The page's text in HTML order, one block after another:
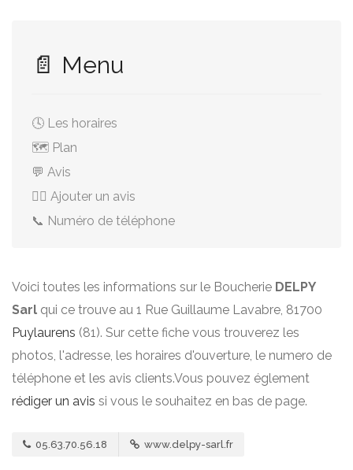
📄 Menu
🕓 Les horaires
🗺️ Plan
💬 Avis
✍🏻 Ajouter un avis
📞 Numéro de téléphone
Voici toutes les informations sur le Boucherie DELPY
Sarl qui ce trouve au 1 Rue Guillaume Lavabre, 81700
Puylaurens (81). Sur cette fiche vous trouverez les
photos, l'adresse, les horaires d'ouverture, le numero de
téléphone et les avis clients.Vous pouvez églement
rédiger un avis si vous le souhaitez en bas de page.
05.63.70.56.18 www.delpy-sarl.fr